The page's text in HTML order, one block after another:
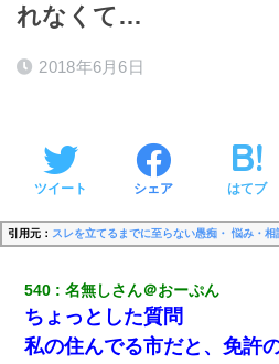
れなくて…
2018年6月6日
ツイート シェア はてブ
引用元： スレを立てるまでに至らない愚痴・ 悩み・
540 名無しさん＠おーぷん
ちょっとした質問
私の住んでる市だと、免許